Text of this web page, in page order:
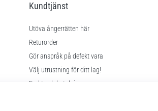
Kundtjänst
Utöva ångerrätten här
Returorder
Gör anspråk på defekt vara
Välj utrustning för ditt lag!
Frakt och betalning